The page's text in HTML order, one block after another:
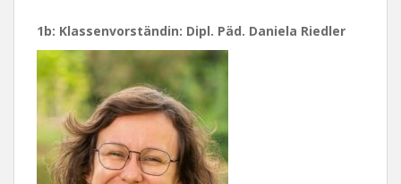
1b: Klassenvorständin: Dipl. Päd. Daniela Riedler